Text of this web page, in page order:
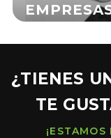
¿TIENES
TE